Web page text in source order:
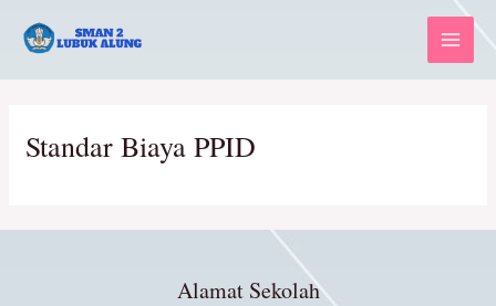
Main
Menu
Standar Biaya PPID
Alamat Sekolah